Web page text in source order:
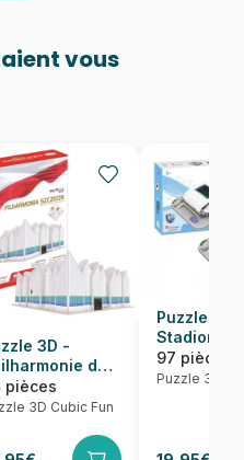
vous
3D -
de
pièces
3D Cubic Fun
Puzzle 3D -
Stadion
Poznan
97 pièces
Puzzle 3D